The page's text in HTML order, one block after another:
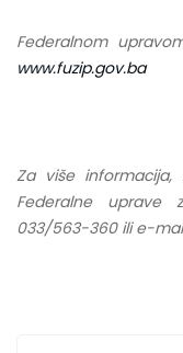
Federalnom
www.fuzip.gov.ba
Za više informacija,
Federalne uprave
033/563-360 ili e-